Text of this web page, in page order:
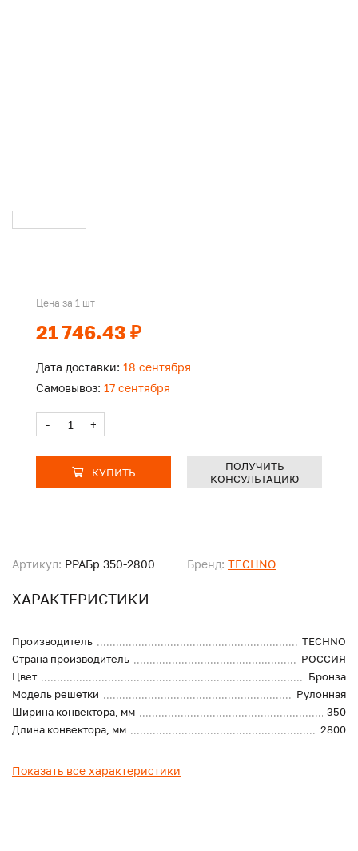
Артикул: PPAБр 350-2800 Бренд: TECHNO
ХАРАКТЕРИСТИКИ
Производитель
TECHNO
Страна производитель
РОССИЯ
Цвет
Бронза
Модель решетки
Рулонная
Ширина конвектора, мм
350
Длина конвектора, мм
2800
Показать все характеристики
Цена за 1 шт
21 746.43 ₽
Дата доставки: 18 сентября
Самовывоз: 17 сентября
- +
КУПИТЬ
ПОЛУЧИТЬ
КОНСУЛЬТАЦИЮ